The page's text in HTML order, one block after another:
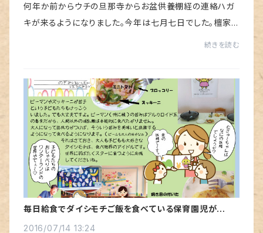
何年か前からウチの旦那寺からお盆供養棚経の連絡ハガ
キが来るようになりました。今年は七月七日でした。檀家
続きを読む
毎日給食でダイシモチご飯を食べている保育園児が手作
2016/07/14 13:24